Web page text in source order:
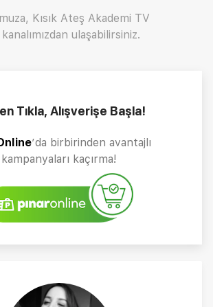
Kısık Ateş Akademi TV
ulaşabilirsiniz.
Tıkla, Alışverişe Başla!
’da birbirinden avantajlı
kampanyaları kaçırma!